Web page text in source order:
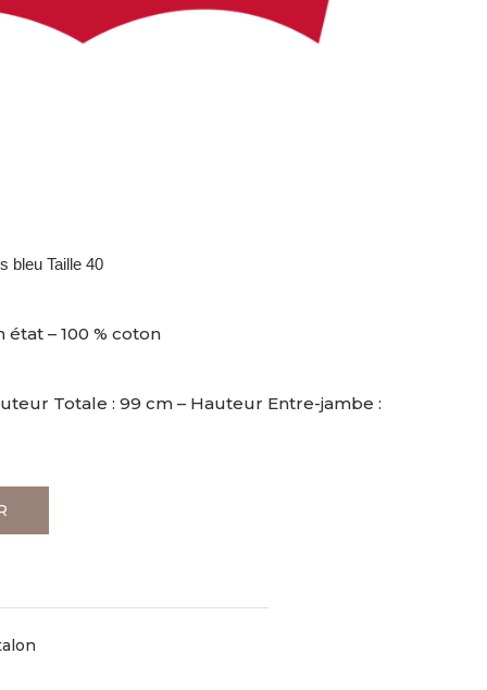
bleu Taille 40
état – 100 % coton
Totale : 99 cm – Hauteur Entre-jambe :